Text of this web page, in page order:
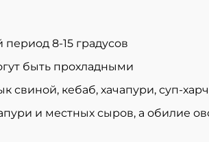
8-15 градусов
быть прохладными
свиной, кебаб, хачапури, суп-
и местных сыров, а обилие